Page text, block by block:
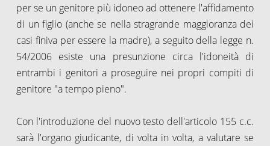
per se un genitore più idoneo ad ottenere l'affidamento
di un figlio (anche se nella stragrande maggioranza dei
casi finiva per essere la madre), a seguito della legge n.
54/2006 esiste una presunzione circa l'idoneità di
entrambi i genitori a proseguire nei propri compiti di
genitore "a tempo pieno".
Con l'introduzione del nuovo testo dell'articolo 155 c.c.
sarà l'organo giudicante, di volta in volta, a valutare se